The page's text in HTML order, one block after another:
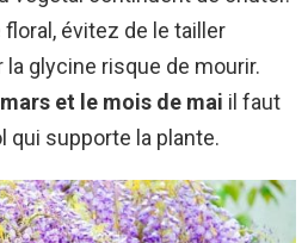
floral, évitez de le tailler
glycine risque de mourir.
et le mois de mai il faut
qui supporte la plante.